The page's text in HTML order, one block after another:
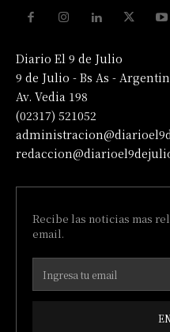
Diario El 9 de Julio
9 de Julio - Bs As -
Av. Vedia 198
(02317) 521052
Recibe las noticias mas
email.